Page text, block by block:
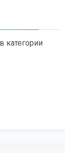
категории